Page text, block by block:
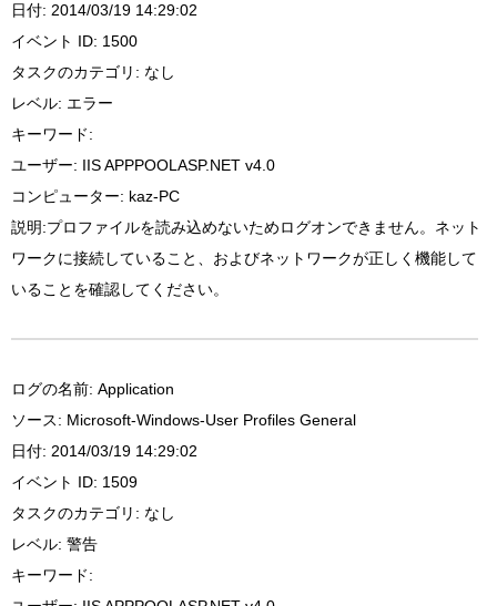
日付: 2014/03/19 14:29:02
イベント ID: 1500
タスクのカテゴリ: なし
レベル: エラー
キーワード:
ユーザー: IIS APPPOOLASP.NET v4.0
コンピューター: kaz-PC
説明:プロファイルを読み込めないためログオンできません。ネット
ワークに接続していること、およびネットワークが正しく機能して
いることを確認してください。
ログの名前: Application
ソース: Microsoft-Windows-User Profiles General
日付: 2014/03/19 14:29:02
イベント ID: 1509
タスクのカテゴリ: なし
レベル: 警告
キーワード: